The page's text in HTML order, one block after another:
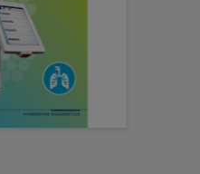
るSpotFireのメリ
ースの鑑別
特異度の検査で診断をサ
い液）の採取回数を削減